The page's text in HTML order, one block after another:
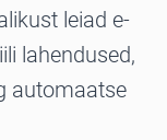
leiad e-
lahendused,
automaatse